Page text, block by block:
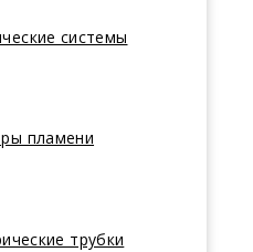
системы
пламени
трубки